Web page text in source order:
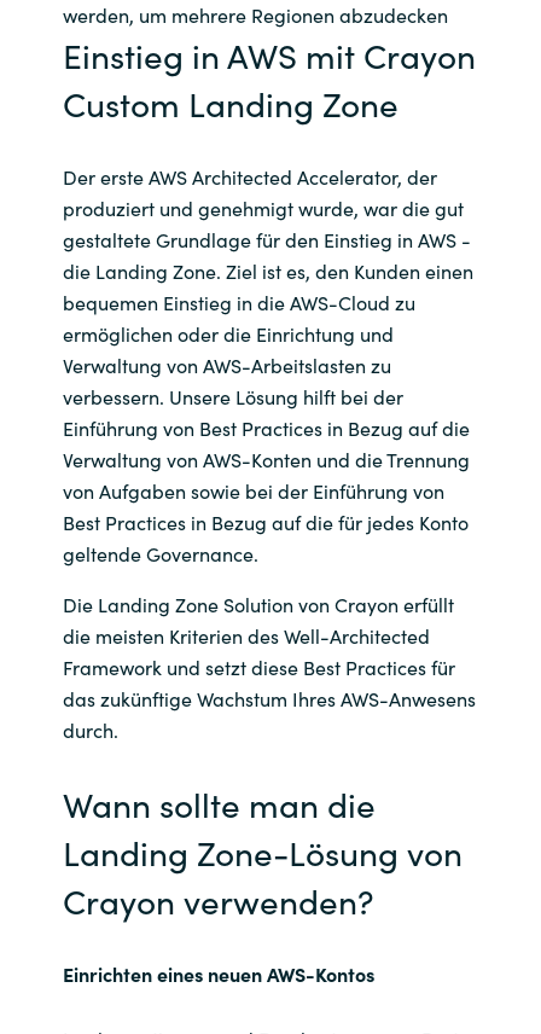
Einstieg in AWS mit Crayon
Custom Landing Zone
werden, um mehrere Regionen abzudecken
Der erste AWS Architected Accelerator, der
produziert und genehmigt wurde, war die gut
gestaltete Grundlage für den Einstieg in AWS -
die Landing Zone. Ziel ist es, den Kunden einen
bequemen Einstieg in die AWS-Cloud zu
ermöglichen oder die Einrichtung und
Verwaltung von AWS-Arbeitslasten zu
verbessern. Unsere Lösung hilft bei der
Einführung von Best Practices in Bezug auf die
Verwaltung von AWS-Konten und die Trennung
von Aufgaben sowie bei der Einführung von
Best Practices in Bezug auf die für jedes Konto
geltende Governance.
Die Landing Zone Solution von Crayon erfüllt
die meisten Kriterien des Well-Architected
Framework und setzt diese Best Practices für
das zukünftige Wachstum Ihres AWS-Anwesens
durch.
Wann sollte man die
Landing Zone-Lösung von
Crayon verwenden?
Einrichten eines neuen AWS-Kontos